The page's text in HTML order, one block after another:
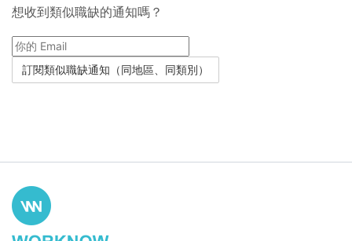
想收到類似職缺的通知嗎？